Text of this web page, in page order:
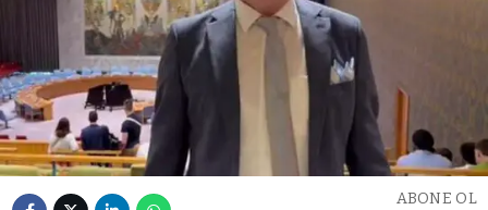
ABONE OL